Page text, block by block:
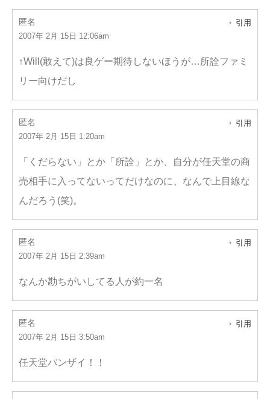
匿名
2007年 2月 15日 12:06am
引用
↑Will(敢えて)は良ゲー期待しないほうが…所詮ファミ
リー向けだし
匿名
2007年 2月 15日 1:20am
引用
「くだらない」とか「所詮」とか、自分が任天堂の商
売相手に入ってないってだけなのに、なんで上目線な
んだろう(笑)。
匿名
2007年 2月 15日 2:39am
引用
なんか勘ちがいしてる人が約一名
匿名
2007年 2月 15日 3:50am
引用
任天堂バンザイ！！